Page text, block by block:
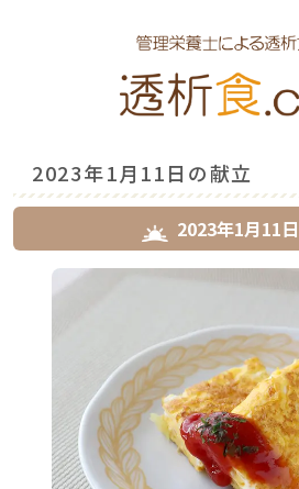
2023年1月11日の献立
2023年1月11日